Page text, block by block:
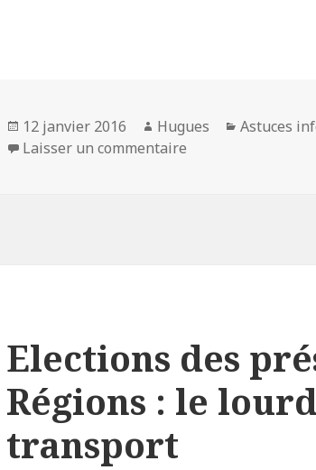
Publié
le
12 janvier 2016 Auteur
Hugues Catégories
Astuces
Laisser un commentaire
Elections des
Régions : le
transport